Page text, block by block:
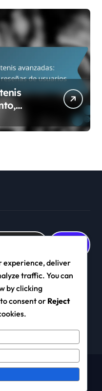
by
.
experience, deliver
traffic. You can
by clicking
to consent or Reject